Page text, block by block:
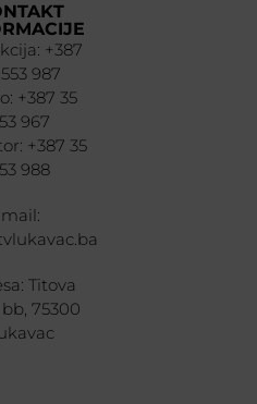
+387
987
+387 35
967
+387 35
988
mail:
Titova
75300